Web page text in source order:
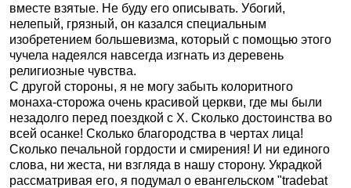
вместе взятые. Не буду его описывать. Убогий,
нелепый, грязный, он казался специальным
изобретением большевизма, который с помощью этого
чучела надеялся навсегда изгнать из деревень
религиозные чувства.
С другой стороны, я не могу забыть колоритного
монаха-сторожа очень красивой церкви, где мы были
незадолго перед поездкой с X. Сколько достоинства во
всей осанке! Сколько благородства в чертах лица!
Сколько печальной гордости и смирения! И ни единого
слова, ни жеста, ни взгляда в нашу сторону. Украдкой
рассматривая его, я подумал о евангельском "tradebat